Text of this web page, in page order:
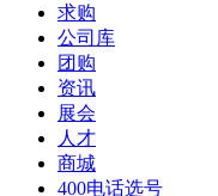
求购
公司库
团购
资讯
展会
人才
商城
400电话选号